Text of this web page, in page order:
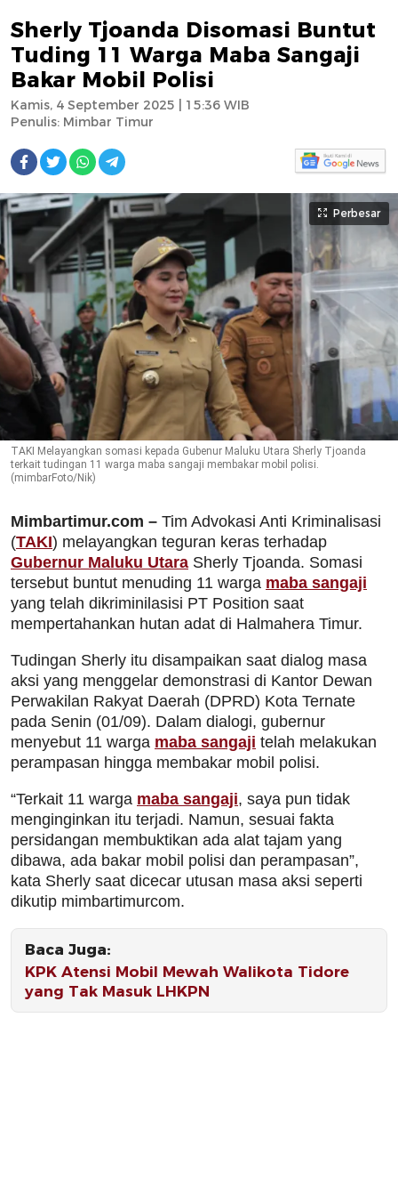
Sherly Tjoanda Disomasi Buntut
Tuding 11 Warga Maba Sangaji
Bakar Mobil Polisi
Penulis: Mimbar Timur
Kamis, 4 September 2025 | 15:36 WIB
Perbesar
TAKI Melayangkan somasi kepada Gubenur Maluku Utara Sherly Tjoanda
terkait tudingan 11 warga maba sangaji membakar mobil polisi.
(mimbarFoto/Nik)
Mimbartimur.com – Tim Advokasi Anti Kriminalisasi
(TAKI) melayangkan teguran keras terhadap
Gubernur Maluku Utara Sherly Tjoanda. Somasi
tersebut buntut menuding 11 warga maba sangaji
yang telah dikriminilasisi PT Position saat
mempertahankan hutan adat di Halmahera Timur.
Tudingan Sherly itu disampaikan saat dialog masa
aksi yang menggelar demonstrasi di Kantor Dewan
Perwakilan Rakyat Daerah (DPRD) Kota Ternate
pada Senin (01/09). Dalam dialogi, gubernur
menyebut 11 warga maba sangaji telah melakukan
perampasan hingga membakar mobil polisi.
“Terkait 11 warga maba sangaji, saya pun tidak
menginginkan itu terjadi. Namun, sesuai fakta
persidangan membuktikan ada alat tajam yang
dibawa, ada bakar mobil polisi dan perampasan”,
kata Sherly saat dicecar utusan masa aksi seperti
dikutip mimbartimurcom.
Baca Juga:
KPK Atensi Mobil Mewah Walikota Tidore
yang Tak Masuk LHKPN